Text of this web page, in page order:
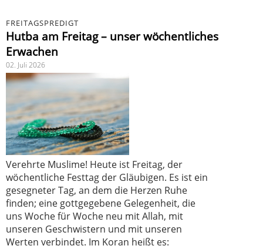
FREITAGSPREDIGT
Hutba am Freitag – unser wöchentliches
Erwachen
02. Juli 2026
Verehrte Muslime! Heute ist Freitag, der
wöchentliche Festtag der Gläubigen. Es ist ein
gesegneter Tag, an dem die Herzen Ruhe
finden; eine gottgegebene Gelegenheit, die
uns Woche für Woche neu mit Allah, mit
unseren Geschwistern und mit unseren
Werten verbindet. Im Koran heißt es: